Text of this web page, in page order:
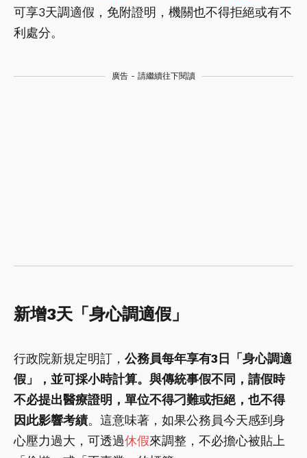
可享3天調適假，免附證明，機關也不得拒絕或有不
利處分。
廣告 - 請繼續往下閱讀
新增3天「身心調適假」
行政院新規定明訂， 公務員每年享有3日「身心調適
假」，並可採小時計算。與傳統事假不同，請假時
不必提出醫療證明，單位不得刁難或拒絕，也不得
因此影響考績。這意味著，如果公務員今天感到身
心壓力過大，可透過休假來調整，不必擔心被貼上